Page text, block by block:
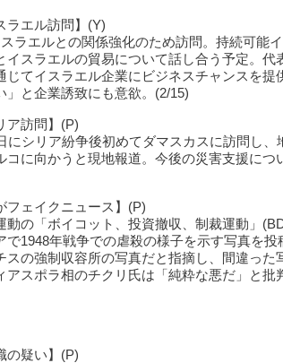
ラエル訪問】(Y)
ラエルとの関係強化のため訪問。持続可能
イスラエルの貿易について話し合う予定。代
じてイスラエル企業にビジネスチャンスを提
」と企業誘致にも意欲。(2/15)
ア訪問】(P)
にシリア紛争後初めてダマスカスに訪問し、
コに向かうと現地報道。今後の災害支援につ
フェイクニュース】(P)
動の「ボイコット、投資撤収、制裁運動」
で1948年戦争での虐殺の様子を示す写真を投
スの強制収容所の写真だと指摘し、間違った
アスポラ相のチクリ氏は「純粋な悪だ」と批
の疑い】(P)